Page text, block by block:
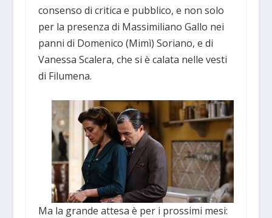
consenso di critica e pubblico, e non solo
per la presenza di Massimiliano Gallo nei
panni di Domenico (Mimì) Soriano, e di
Vanessa Scalera, che si è calata nelle vesti
di Filumena.
Ma la grande attesa è per i prossimi mesi: